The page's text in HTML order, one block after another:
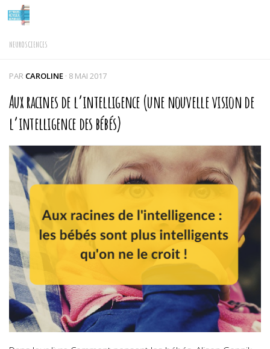
Skip to content
NEUROSCIENCES
PAR CAROLINE · 8 MAI 2017
Aux racines de l’intelligence (une nouvelle vision de
l’intelligence des bébés)